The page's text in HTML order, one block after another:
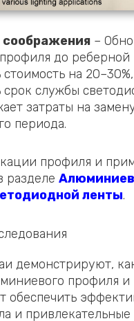
соображения –
до
на
службы
затраты на
периода.
профиля и
разделе
ленты.
демонстрируют,
профиля и
обеспечить
и привлекательные